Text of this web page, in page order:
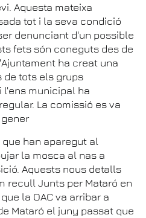
Aquesta mateixa
tot i la seva condició
denunciant d'un possible
fets són coneguts des de
ha creat una
de tots els grups
l'ens municipal ha
La comissió es va
han aparegut al
la mosca al nas a
Aquests nous detalls
recull Junts per Mataró en
la OAC va arribar a
Mataró el juny passat que